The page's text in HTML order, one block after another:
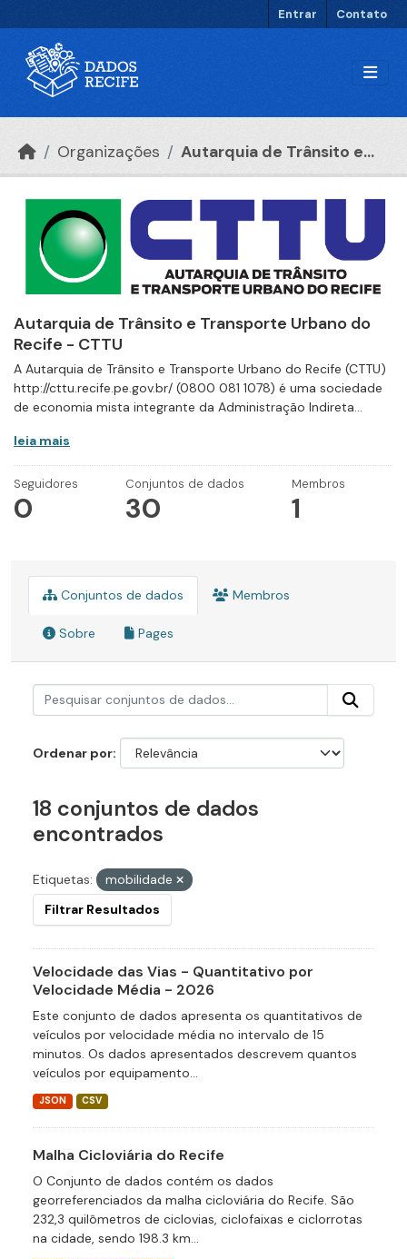
Entrar Contato
Organizações Autarquia de Trânsito e...
Autarquia de Trânsito e Transporte Urbano do
Recife - CTTU
A Autarquia de Trânsito e Transporte Urbano do Recife (CTTU)
http://cttu.recife.pe.gov.br/ (0800 081 1078) é uma sociedade
de economia mista integrante da Administração Indireta...
leia mais
Seguidores
0
Conjuntos de dados
30
Membros
1
Conjuntos de dados Membros
Sobre Pages
Ordenar por
18 conjuntos de dados
encontrados
Etiquetas:
mobilidade
Filtrar Resultados
Velocidade das Vias - Quantitativo por
Velocidade Média - 2026
Este conjunto de dados apresenta os quantitativos de
veículos por velocidade média no intervalo de 15
minutos. Os dados apresentados descrevem quantos
veículos por equipamento...
JSON CSV
Malha Cicloviária do Recife
O Conjunto de dados contém os dados
georreferenciados da malha cicloviária do Recife. São
232,3 quilômetros de ciclovias, ciclofaixas e ciclorrotas
na cidade, sendo 198.3 km...